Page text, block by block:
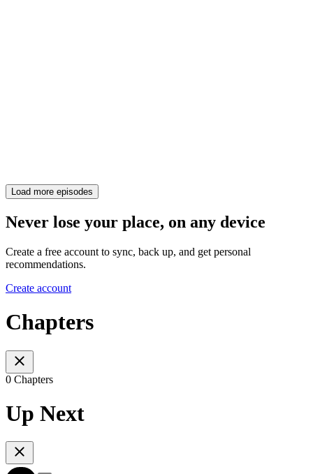
Load more episodes
Never lose your place, on any device
Create a free account to sync, back up, and get personal
recommendations.
Create account
Chapters
0 Chapters
Up Next